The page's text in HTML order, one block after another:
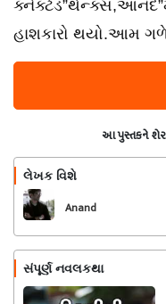
હાશકારો થયો.આમ
આ પુસ્તકને શેર
લેખક વિશે
Anand
સંપૂર્ણ નવલકથા